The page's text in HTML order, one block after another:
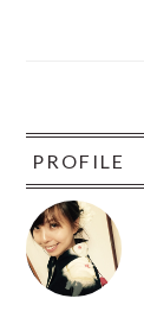
FOOTER
PROFILE